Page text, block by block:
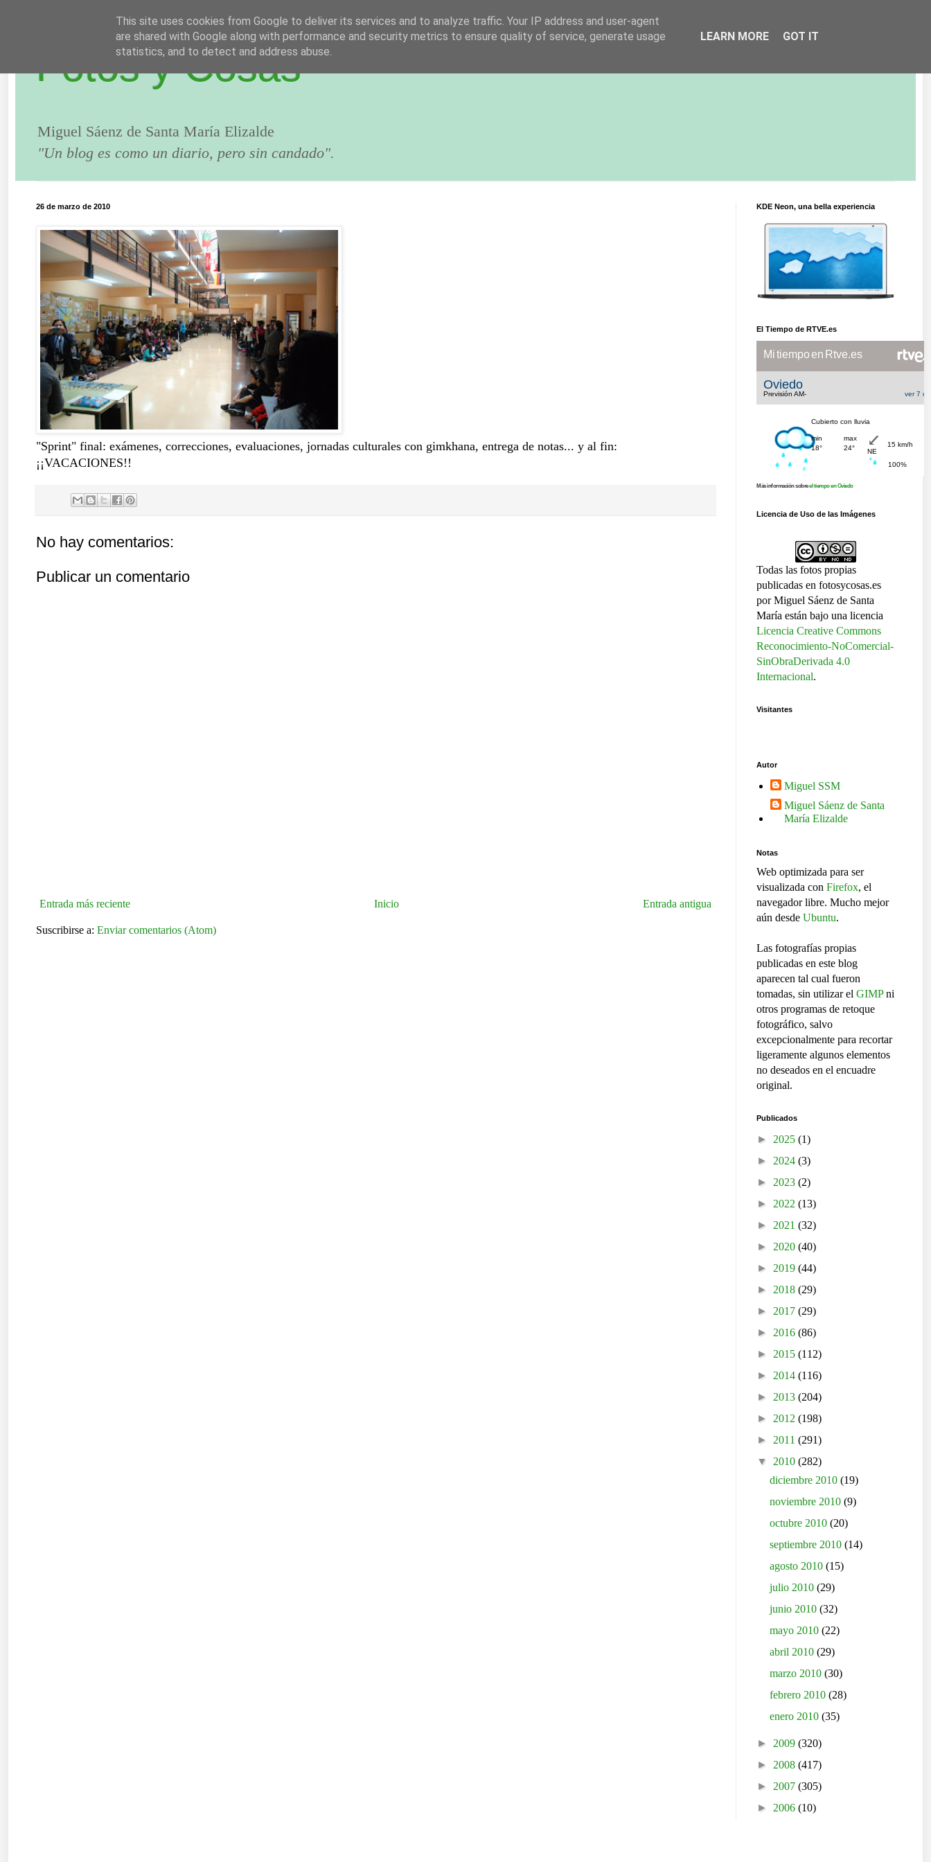
Fotos y Cosas
Miguel Sáenz de Santa María Elizalde
"Un blog es como un diario, pero sin candado".
26 de marzo de 2010
"Sprint" final: exámenes, correcciones, evaluaciones, jornadas culturales con gimkhana, entrega de notas... y al fin:
¡¡VACACIONES!!
No hay comentarios:
Publicar un comentario
Entrada más reciente Entrada antigua
Inicio
Suscribirse a: Enviar comentarios (Atom)
KDE Neon, una bella experiencia
El Tiempo de RTVE.es
Más información sobreel tiempo en Oviedo
Licencia de Uso de las Imágenes
Todas las fotos propias
publicadas en fotosycosas.es
por Miguel Sáenz de Santa
María están bajo una licencia
Licencia Creative Commons
Reconocimiento-NoComercial-
SinObraDerivada 4.0
Internacional.
Visitantes
Autor
Miguel SSM
Miguel Sáenz de Santa
María Elizalde
Notas
Web optimizada para ser
visualizada con Firefox, el
navegador libre. Mucho mejor
aún desde Ubuntu.
Las fotografías propias
publicadas en este blog
aparecen tal cual fueron
tomadas, sin utilizar el GIMPni
otros programas de retoque
fotográfico, salvo
excepcionalmente para recortar
ligeramente algunos elementos
no deseados en el encuadre
original.
Publicados
► 2025 (1)
► 2024 (3)
► 2023 (2)
► 2022 (13)
► 2021 (32)
► 2020 (40)
► 2019 (44)
► 2018 (29)
► 2017 (29)
► 2016 (86)
► 2015 (112)
► 2014 (116)
► 2013 (204)
► 2012 (198)
► 2011 (291)
▼ 2010 (282)
diciembre 2010(19)
noviembre 2010(9)
octubre 2010(20)
septiembre 2010(14)
agosto 2010(15)
julio 2010(29)
junio 2010(32)
mayo 2010(22)
abril 2010(29)
marzo 2010(30)
febrero 2010(28)
enero 2010(35)
► 2009 (320)
► 2008 (417)
► 2007 (305)
► 2006 (10)
This site uses cookies from Google to deliver its services and to analyze traffic. Your IP address and user-agent
are shared with Google along with performance and security metrics to ensure quality of service, generate usage
statistics, and to detect and address abuse.
LEARN MORE GOT IT